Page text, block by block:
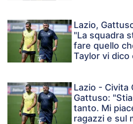
Lazio,
"La squadra
fare quello
Taylor vi dico
Lazio - Civita
Gattuso:
tanto. Mi
ragazzi e sul